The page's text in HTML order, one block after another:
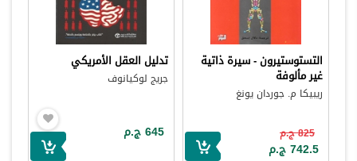
التستوستيرون - سيرة ذاتية
غير مألوفة
ريبيكا م. جوردان يونغ
825 ج.م
742.5 ج.م
تدليل العقل الأمريكي
جريج لوكيانوف
645 ج.م